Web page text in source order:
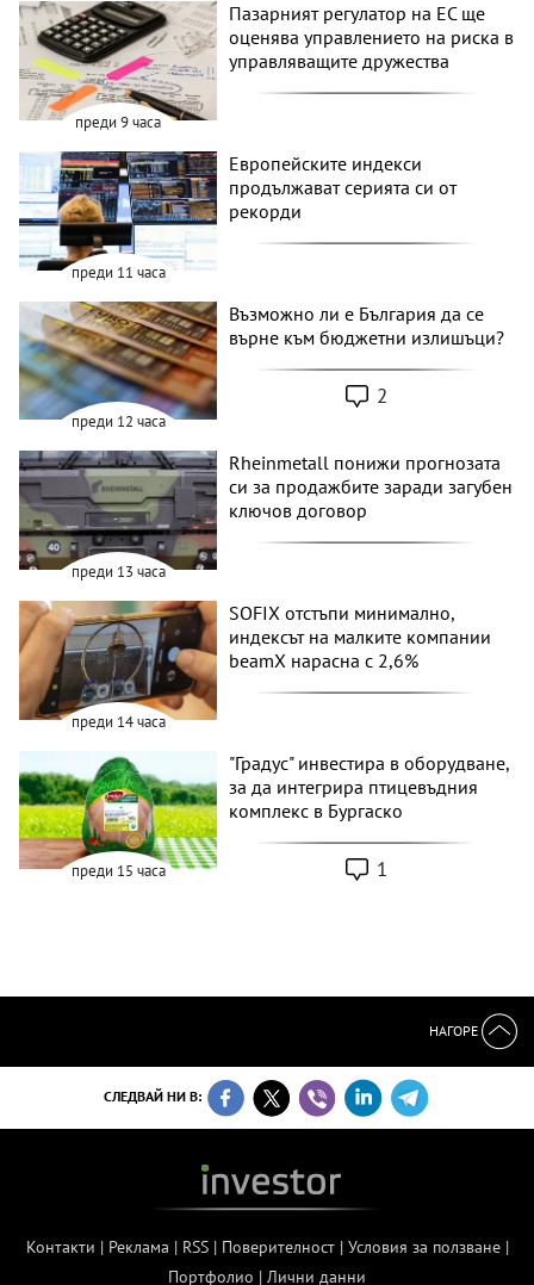
преди 9 часа
Пазарният регулатор на ЕС ще
оценява управлението на риска в
управляващите дружества
преди 11 часа
Европейските индекси
продължават серията си от
рекорди
преди 12 часа
Възможно ли е България да се
върне към бюджетни излишъци?
2
преди 13 часа
Rheinmetall понижи прогнозата
си за продажбите заради загубен
ключов договор
преди 14 часа
SOFIX отстъпи минимално,
индексът на малките компании
beamX нарасна с 2,6%
преди 15 часа
"Градус" инвестира в оборудване,
за да интегрира птицевъдния
комплекс в Бургаско
1
НАГОРЕ
СЛЕДВАЙ НИ В:
Контакти | Реклама | RSS| Поверителност| Условия за ползване|
Портфолио | Лични данни